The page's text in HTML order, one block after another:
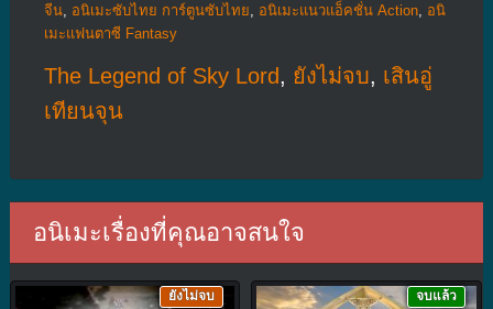
จีน, อนิเมะซับไทย การ์ตูนซับไทย อนิเมะแนวแอ็คชั่น Action, อนิ
เมะแฟนตาซี Fantasy
The Legend of Sky Lord, ยังไม่จบ, เสินอู่
เทียนจุน
อนิเมะเรื่องที่คุณอาจสนใจ
ยังไม่จบ จบแล้ว